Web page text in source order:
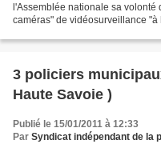
l'Assemblée nationale sa volonté
caméras" de vidéosurveillance
3 policiers
Haute Savoie )
Publié le 15/01/2011 à 12:33
Par Syndicat indépendant de la